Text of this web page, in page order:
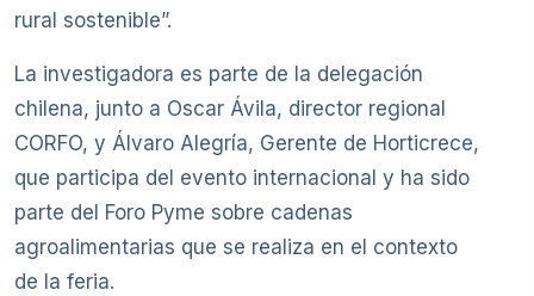
rural sostenible”.
La investigadora es parte de la delegación
chilena, junto a Oscar Ávila, director regional
CORFO, y Álvaro Alegría, Gerente de Horticrece,
que participa del evento internacional y ha sido
parte del Foro Pyme sobre cadenas
agroalimentarias que se realiza en el contexto
de la feria.